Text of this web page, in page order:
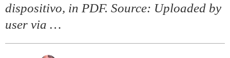
dispositivo, in PDF. Source: Uploaded by
user via …